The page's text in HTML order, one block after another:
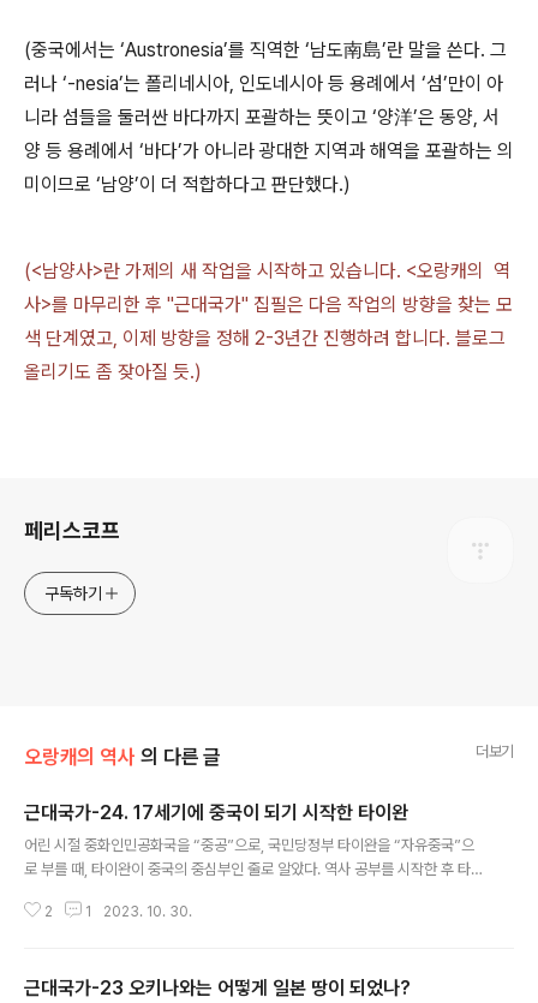
(중국에서는 ‘Austronesia’를 직역한 ‘남도南島’란 말을 쓴다. 그
러나 ‘-nesia’는 폴리네시아, 인도네시아 등 용례에서 ‘섬’만이 아
니라 섬들을 둘러싼 바다까지 포괄하는 뜻이고 ‘양洋’은 동양, 서
양 등 용례에서 ‘바다’가 아니라 광대한 지역과 해역을 포괄하는 의
미이므로 ‘남양’이 더 적합하다고 판단했다.)
(<남양사>란 가제의 새 작업을 시작하고 있습니다. <오랑캐의 역
사>를 마무리한 후 "근대국가" 집필은 다음 작업의 방향을 찾는 모
색 단계였고, 이제 방향을 정해 2-3년간 진행하려 합니다. 블로그
올리기도 좀 잦아질 듯.)
페리스코프
구독하기
오랑캐의 역사 의 다른 글 더보기
근대국가-24. 17세기에 중국이 되기 시작한 타이완
어린 시절 중화인민공화국을 “중공”으로, 국민당정부 타이완을 “자유중국”으
로 부를 때, 타이완이 중국의 중심부인 줄로 알았다. 역사 공부를 시작한 후 타이
다. 펑후(澎湖)군도가 타이완보다 무려 4백년 앞서 중국 행정체계에 편입된 사
나라 초(1281) 강절행성(江浙行省) 동안현(同安縣) 관할에 들어갔다. 대만부
2 1 2023. 10. 30.
근대국가-23 오키나와는 어떻게 일본 땅이 되었나?